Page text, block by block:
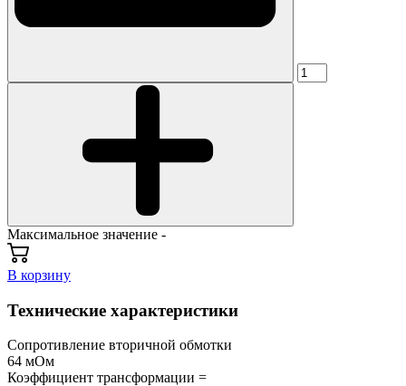
Максимальное значение -
В корзину
Технические характеристики
Сопротивление вторичной обмотки
64 мОм
Коэффициент трансформации =